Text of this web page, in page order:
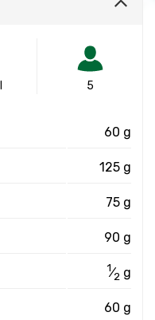
5
60 g
125 g
75 g
90 g
1⁄2 g
60 g